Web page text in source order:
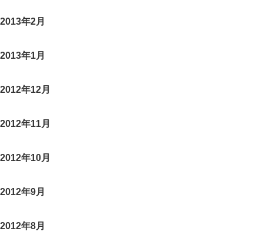
2013年2月
2013年1月
2012年12月
2012年11月
2012年10月
2012年9月
2012年8月